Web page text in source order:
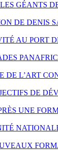
GÉANTS
DE DENIS
AU PORT
DE L’ART
DE
UNE